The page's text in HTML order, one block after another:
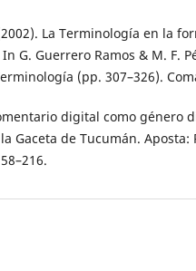
La Terminología en la
G. Guerrero Ramos & M. F.
(pp. 307–326).
digital como género
Gaceta de Tucumán. Aposta: